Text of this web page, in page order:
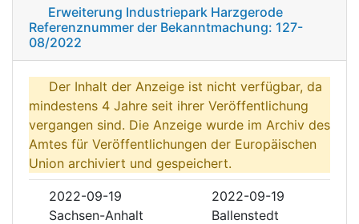
Erweiterung Industriepark Harzgerode
Referenznummer der Bekanntmachung: 127-
08/2022
Der Inhalt der Anzeige ist nicht verfügbar, da
mindestens 4 Jahre seit ihrer Veröffentlichung
vergangen sind. Die Anzeige wurde im Archiv des
Amtes für Veröffentlichungen der Europäischen
Union archiviert und gespeichert.
2022-09-19
2022-09-19
Sachsen-Anhalt
Ballenstedt